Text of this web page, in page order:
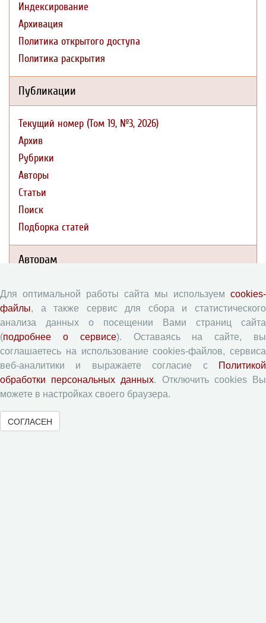
Индексирование
Архивация
Политика открытого доступа
Политика раскрытия
Публикации
Текущий номер (Том 19, №3, 2026)
Архив
Рубрики
Авторы
Статьи
Поиск
Подборка статей
Авторам
Правила для авторов
Типовой лицензионный договор
Согласие на обработку персональных данных
Авторские права
Приватность
Рецензентам
Памятка рецензенту
Для оптимальной работы сайта мы используем cookies-
файлы, а также сервис для сбора и статистического
анализа данных о посещении Вами страниц сайта
(подробнее о сервисе). Оставаясь на сайте, вы
соглашаетесь на использование cookies-файлов, сервиса
веб-аналитики и выражаете согласие с
Политикой
обработки персональных данных. Отключить cookies Вы
можете в настройках своего браузера.
СОГЛАСЕН